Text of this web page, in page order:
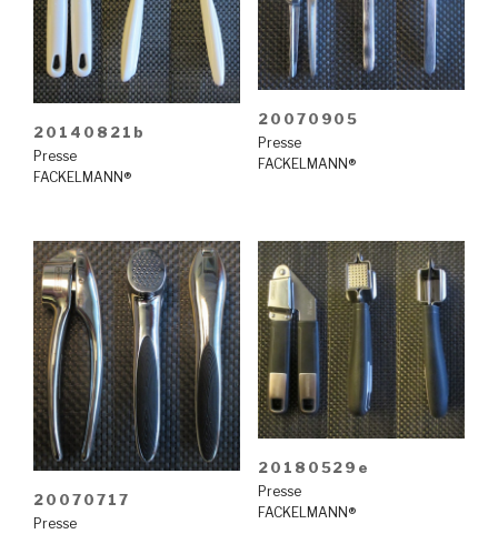
20140821b
Presse
FACKELMANN®
20070905
Presse
FACKELMANN®
20070717
Presse
20180529e
Presse
FACKELMANN®